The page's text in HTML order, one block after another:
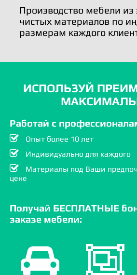
Производство мебели из
чистых материалов по
размерам каждого
ИСПОЛЬЗУЙ
Работай с
Опыт более 10 лет
Индивидуально для каждого
Материалы под Ваши
цене
Получай БЕСПЛАТНЫЕ
заказе мебели: